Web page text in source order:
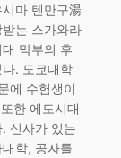
마 텐만구湯
는 스가와라
막부의 후
. 도쿄대학
에 수험생이
한 에도시대
신사가 있는
학, 공자를